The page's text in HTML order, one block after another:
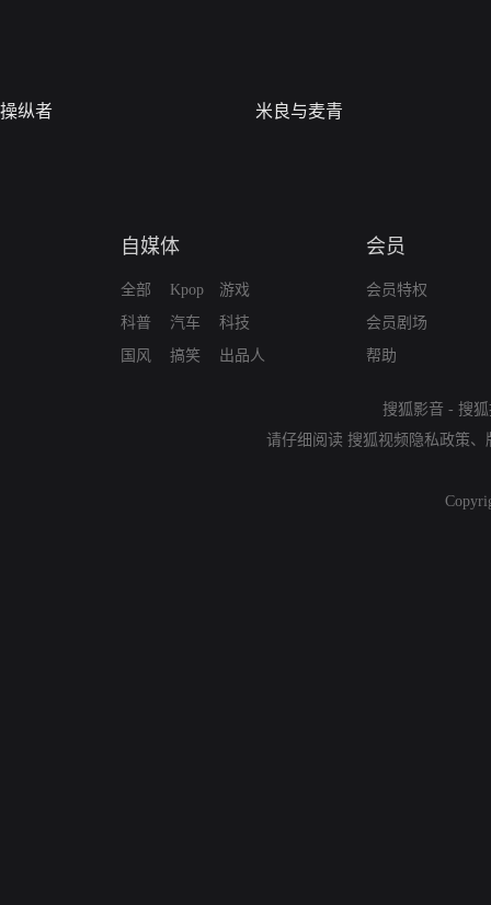
操纵者 米良与麦青
自媒体
全部
科普
国风
Kpop
汽车
搞笑
游戏
科技
出品人
会员
会员特权
会员剧场
帮助
搜狐影音 - 搜
请仔细阅读 搜狐视频隐私政策、